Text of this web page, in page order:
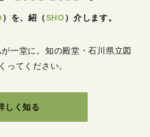
） を、紹 （SHO） 介します。
一堂に。 知の殿堂・石川県立図
ってください。
しく知る